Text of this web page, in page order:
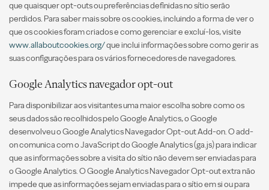
que quaisquer opt-outs ou preferências definidas no sítio serão
perdidos. Para saber mais sobre os cookies, incluindo a forma de ver o
que os cookies foram criados e como gerenciar e excluí-los, visite
www.allaboutcookies.org/que inclui informações sobre como gerir as
suas configurações para os vários fornecedores de navegadores.
Google Analytics navegador opt-out
Para disponibilizar aos visitantes uma maior escolha sobre como os
seus dados são recolhidos pelo Google Analytics, o Google
desenvolveu o Google Analytics Navegador Opt-out Add-on. O add-
on comunica com o JavaScript do Google Analytics (ga.js) para indicar
que as informações sobre a visita do sítio não devem ser enviadas para
o Google Analytics. O Google Analytics Navegador Opt-out extra não
impede que as informações sejam enviadas para o sítio em si ou para